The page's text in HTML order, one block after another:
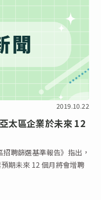
2019.10.22
太區企業於未來 12
聘篩選基準報告》指出，
期未來 12 個月將會增聘